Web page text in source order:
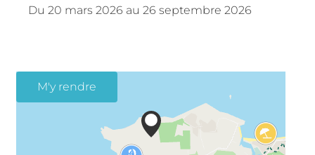
Du 20 mars 2026 au 26 septembre 2026
M'y rendre